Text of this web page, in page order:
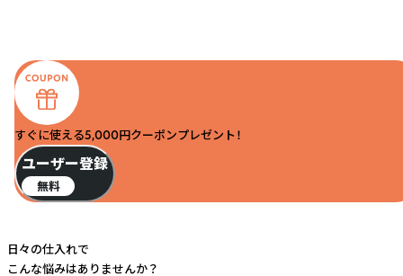
すぐに使える5,000円クーポンプレゼント！
ユーザー登録
無料
日々の仕入れで
こんな悩みはありませんか？